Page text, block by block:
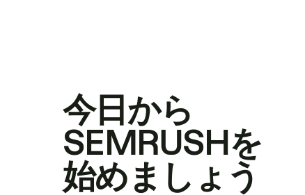
今日から
SEMRUSHを
始めましょう